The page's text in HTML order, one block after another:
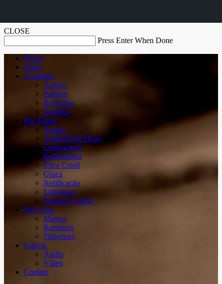
CLOSE
Press Enter When Done
Home
Sobre
Conteúdo
Artigos
Palestra
Reflexões
Sermões
Por Temas
Aborto
Atributos de Deus
Colossenses
Eclesiologia
Ética Cristã
Graça
Justificação
Liderança
Namoro Cristão
Por Livro
Mateus
Romanos
Filipenses
Galeria
Áudio
Vídeo
Contato